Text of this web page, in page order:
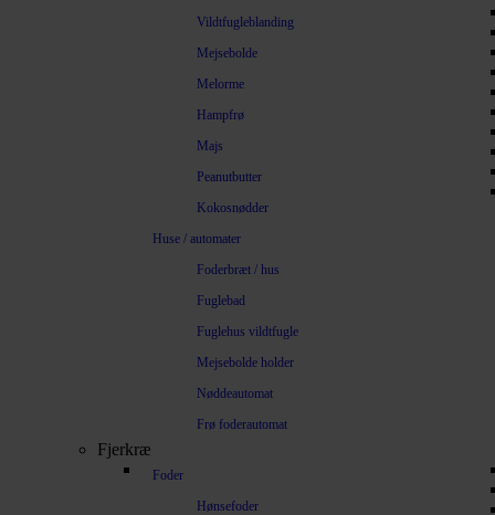
Vildtfugleblanding
Mejsebolde
Melorme
Hampfrø
Majs
Peanutbutter
Kokosnødder
Huse / automater
Foderbræt / hus
Fuglebad
Fuglehus vildtfugle
Mejsebolde holder
Nøddeautomat
Frø foderautomat
Fjerkræ
Foder
Hønsefoder